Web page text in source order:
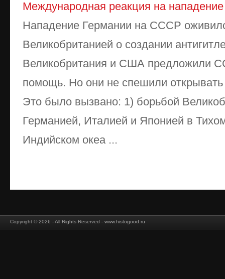
Международная реакция на
Нападение Германии на СССР
Великобританией о создании
Великобритания и США предложили
помощь. Но они не спешили
Это было вызвано: 1) борьбой
Германией, Италией и Японией в
Индийском океа ...
Copyright © 2026 - All Rights Reserved - www.histogood.ru